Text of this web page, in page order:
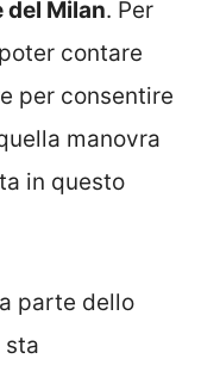
Milan. Per
contare
per consentire
manovra
in questo
parte dello
sta